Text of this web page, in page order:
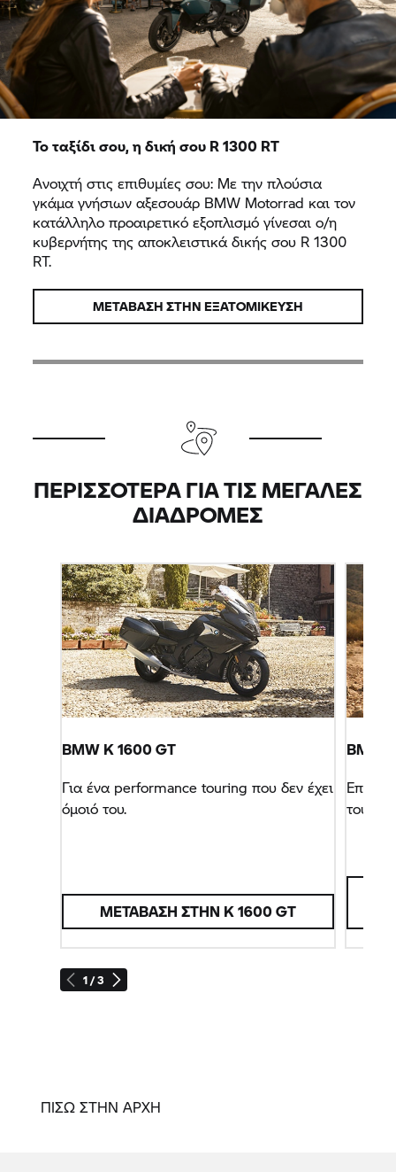
Το ταξίδι σου, η δική σου R 1300 RT
Ανοιχτή στις επιθυμίες σου: Με την πλούσια
γκάμα γνήσιων αξεσουάρ BMW Motorrad και τον
κατάλληλο προαιρετικό εξοπλισμό γίνεσαι ο/η
κυβερνήτης της αποκλειστικά δικής σου R 1300
RT.
ΜΕΤΆΒΑΣΗ ΣΤΗΝ ΕΞΑΤΟΜΊΚΕΥΣΗ
ΠΕΡΙΣΣΌΤΕΡΑ ΓΙΑ ΤΙΣ ΜΕΓΆΛΕΣ
ΔΙΑΔΡΟΜΈΣ
1 / 3
BMW K 1600 GT
Για ένα performance touring που δεν έχει
όμοιό του.
ΜΕΤΆΒΑΣΗ ΣΤΗΝ K 1600 GT
BMW
Επάνω
ΠΙΣΩ ΣΤΗΝ ΑΡΧΗ